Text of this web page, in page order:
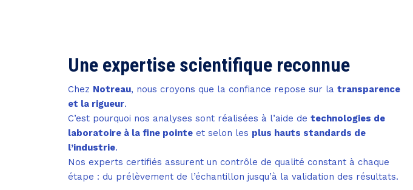
Une expertise scientifique reconnue
Chez Notreau, nous croyons que la confiance repose sur la transparence
et la rigueur.
C’est pourquoi nos analyses sont réalisées à l’aide de technologies de
laboratoire à la fine pointe et selon les plus hauts standards de
l’industrie.
Nos experts certifiés assurent un contrôle de qualité constant à chaque
étape : du prélèvement de l’échantillon jusqu’à la validation des résultats.